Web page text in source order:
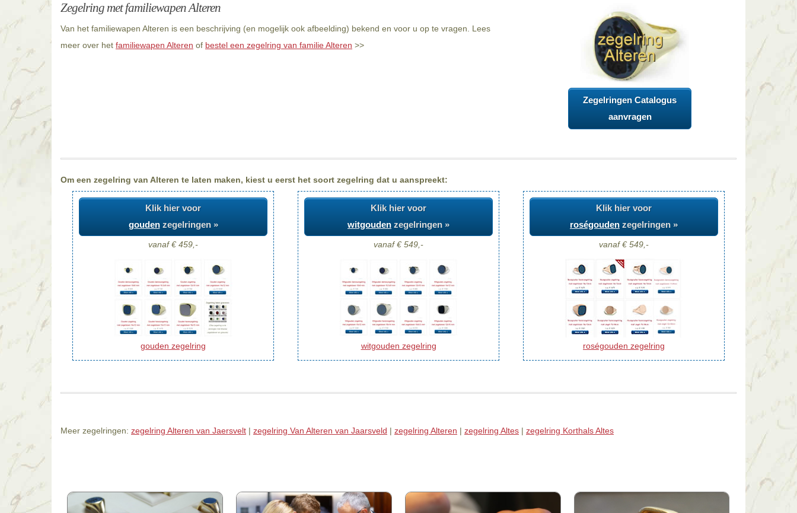
Zegelring met familiewapen Alteren
Van het familiewapen Alteren is een beschrijving (en mogelijk ook afbeelding) bekend en voor u op te vragen. Lees
meer over het familiewapen Alteren of bestel een zegelring van familie Alteren >>
Zegelringen Catalogus
aanvragen
Om een zegelring van Alteren te laten maken, kiest u eerst het soort zegelring dat u aanspreekt:
Klik hier voor
goudenzegelringen »
vanaf € 459,-
gouden zegelring
Klik hier voor
witgouden zegelringen »
vanaf € 549,-
witgouden zegelring
Klik hier voor
roségouden zegelringen »
vanaf € 549,-
roségouden zegelring
Meer zegelringen: zegelring Alteren van Jaersvelt | zegelring Van Alteren van Jaarsveld | zegelring Alteren | zegelring Altes | zegelring Korthals Altes